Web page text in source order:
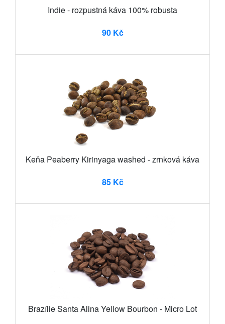
Indie - rozpustná káva 100% robusta
90 Kč
Keňa Peaberry Kirinyaga washed - zrnková káva
85 Kč
Brazílie Santa Alina Yellow Bourbon - Micro Lot